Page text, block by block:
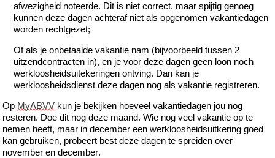
afwezigheid noteerde. Dit is niet correct, maar spijtig genoeg
kunnen deze dagenachteraf niet als opgenomen vakantiedagen
worden rechtgezet;
Ofals je onbetaalde vakantie nam (bijvoorbeeld tussen 2
uitzendcontracten in), en je voor deze dagen geen loon noch
werkloosheidsuitekeringen ontving. Dan kan je
werkloosheidsdienstdeze dagen nog als vakantie registreren.
Op MyABVV kun je bekijken hoeveel vakantiedagen jou nog
resteren. Doe dit nog deze maand. Wie nog veel vakantie op te
nemen heeft, maar in december eenwerkloosheidsuitkeringgoed
kan gebruiken, probeert best deze dagen te spreiden over
november en december.